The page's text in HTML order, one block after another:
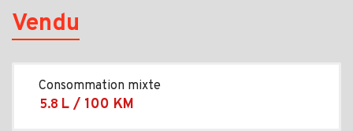
Vendu
Consommation mixte
5.8 L / 100 KM